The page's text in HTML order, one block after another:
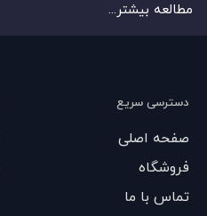
مطالعه بیشتر...
دسترسی سریع
صفحه اصلی
فروشگاه
تماس با ما